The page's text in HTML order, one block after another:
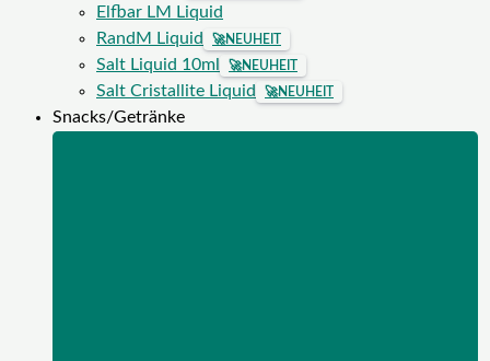
Elfbar LM Liquid
RandM Liquid
🚀NEUHEIT
Salt Liquid 10ml 🚀NEUHEIT
Salt Cristallite Liquid 🚀NEUHEIT
Snacks/Getränke